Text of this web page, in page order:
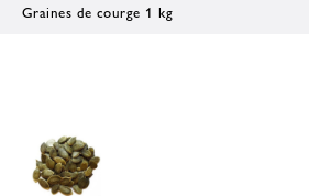
Graines de courge 1 kg